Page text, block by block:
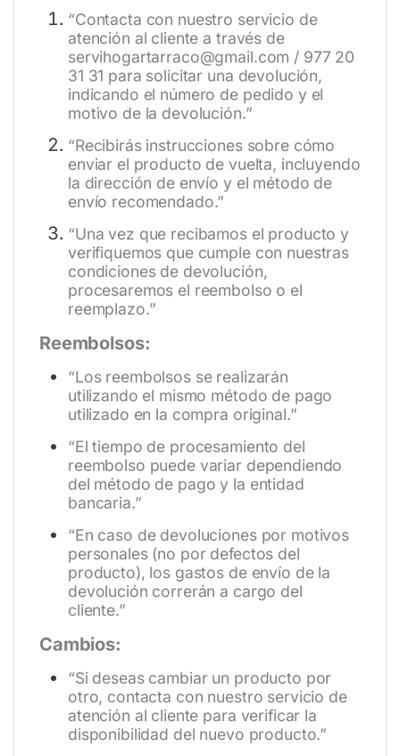
“Contacta con nuestro servicio de
atención al cliente a través de
servihogartarraco@gmail.com / 977 20
31 31 para solicitar una devolución,
indicando el número de pedido y el
motivo de la devolución.”
“Recibirás instrucciones sobre cómo
enviar el producto de vuelta, incluyendo
la dirección de envío y el método de
envío recomendado.”
“Una vez que recibamos el producto y
verifiquemos que cumple con nuestras
condiciones de devolución,
procesaremos el reembolso o el
reemplazo.”
Reembolsos:
“Los reembolsos se realizarán
utilizando el mismo método de pago
utilizado en la compra original.”
“El tiempo de procesamiento del
reembolso puede variar dependiendo
del método de pago y la entidad
bancaria.”
“En caso de devoluciones por motivos
personales (no por defectos del
producto), los gastos de envío de la
devolución correrán a cargo del
cliente.”
Cambios:
“Si deseas cambiar un producto por
otro, contacta con nuestro servicio de
atención al cliente para verificar la
disponibilidad del nuevo producto.”